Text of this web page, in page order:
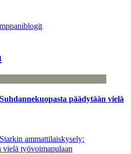
päädytään vielä
ammattilaiskysely:
vielä työvoimapulaan